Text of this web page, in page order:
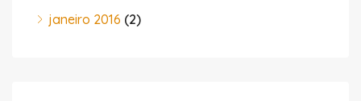
janeiro 2016 (2)